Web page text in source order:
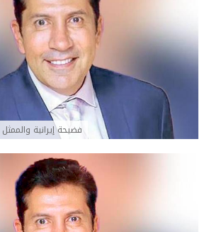
فضيحة إيرانية